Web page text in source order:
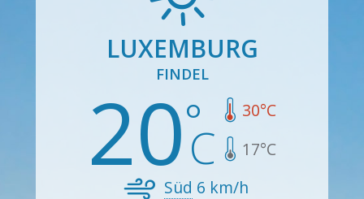
LUXEMBURG
FINDEL
20 30°C
17°C
Süd 6 km/h